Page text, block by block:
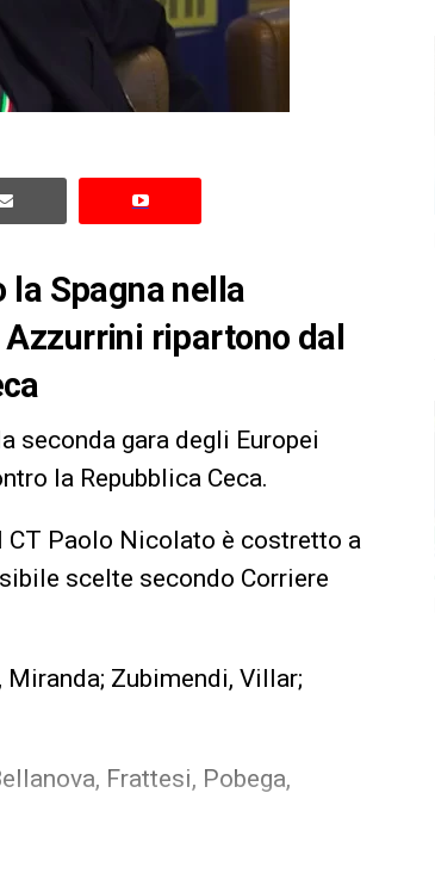
la Spagna nella
Azzurrini ripartono dal
seconda gara degli Europei
la Repubblica Ceca.
CT Paolo Nicolato è costretto a
scelte secondo Corriere
Miranda; Zubimendi, Villar;
Frattesi, Pobega,